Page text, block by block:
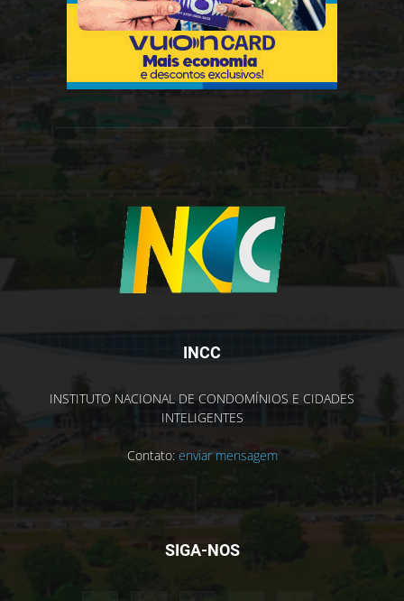
INCC
INSTITUTO NACIONAL DE CONDOMÍNIOS E CIDADES
INTELIGENTES
Contato: enviar mensagem
SIGA-NOS